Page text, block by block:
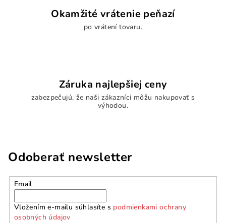
u
Okamžité vrátenie peňazí
po vrátení tovaru.
Záruka najlepšiej ceny
zabezpečujú, že naši zákazníci môžu nakupovať s
výhodou.
Odoberať newsletter
Email
Vložením e-mailu súhlasíte s podmienkami ochrany
osobných údajov